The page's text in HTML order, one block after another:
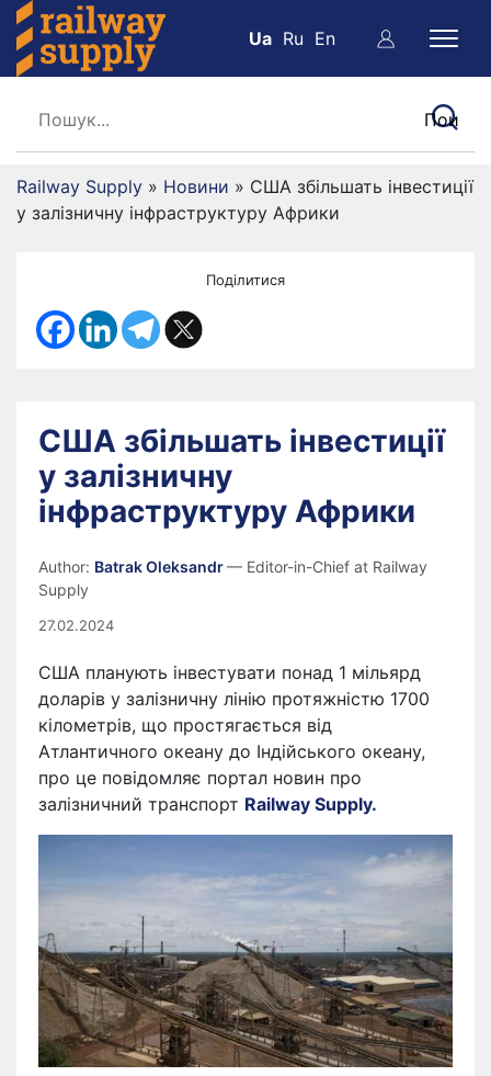
Ua Ru En
Railway Supply » Новини » США збільшать інвестиції
у залізничну інфраструктуру Африки
Поділитися
США збільшать інвестиції
у залізничну
інфраструктуру Африки
Author: Batrak Oleksandr— Editor-in-Chief at Railway
Supply
27.02.2024
США планують інвестувати понад 1 мільярд
доларів у залізничну лінію протяжністю 1700
кілометрів, що простягається від
Атлантичного океану до Індійського океану,
про це повідомляє портал новин про
залізничний транспорт Railway Supply.